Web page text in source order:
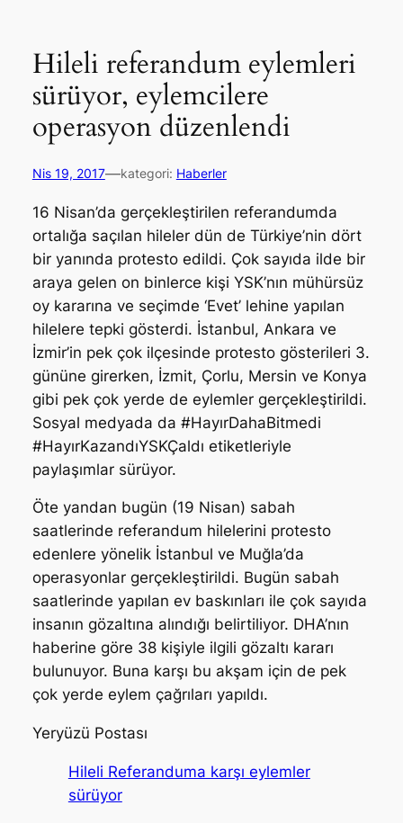
Hileli referandum eylemleri
sürüyor, eylemcilere
operasyon düzenlendi
Nis 19, 2017—kategori: Haberler
16 Nisan’da gerçekleştirilen referandumda
ortalığa saçılan hileler dün de Türkiye’nin dört
bir yanında protesto edildi. Çok sayıda ilde bir
araya gelen on binlerce kişi YSK’nın mühürsüz
oy kararına ve seçimde ‘Evet’ lehine yapılan
hilelere tepki gösterdi. İstanbul, Ankara ve
İzmir’in pek çok ilçesinde protesto gösterileri 3.
gününe girerken, İzmit, Çorlu, Mersin ve Konya
gibi pek çok yerde de eylemler gerçekleştirildi.
Sosyal medyada da #HayırDahaBitmedi
#HayırKazandıYSKÇaldı etiketleriyle
paylaşımlar sürüyor.
Öte yandan bugün (19 Nisan) sabah
saatlerinde referandum hilelerini protesto
edenlere yönelik İstanbul ve Muğla’da
operasyonlar gerçekleştirildi. Bugün sabah
saatlerinde yapılan ev baskınları ile çok sayıda
insanın gözaltına alındığı belirtiliyor. DHA’nın
haberine göre 38 kişiyle ilgili gözaltı kararı
bulunuyor. Buna karşı bu akşam için de pek
çok yerde eylem çağrıları yapıldı.
Yeryüzü Postası
Hileli Referanduma karşı eylemler
sürüyor